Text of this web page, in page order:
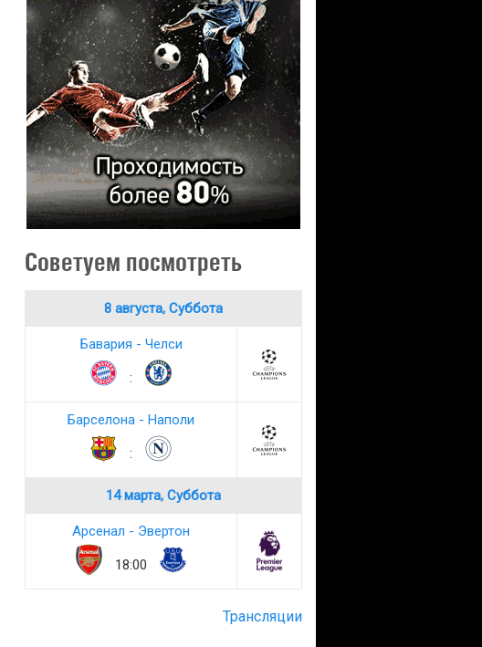
Советуем посмотреть
8 августа, Суббота
Бавария - Челси
:
Барселона - Наполи
:
14 марта, Суббота
Арсенал - Эвертон
18:00
Трансляции